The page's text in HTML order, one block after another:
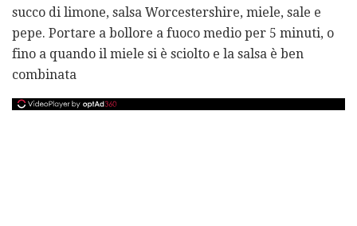
succo di limone, salsa Worcestershire, miele, sale e
pepe. Portare a bollore a fuoco medio per 5 minuti, o
fino a quando il miele si è sciolto e la salsa è ben
combinata